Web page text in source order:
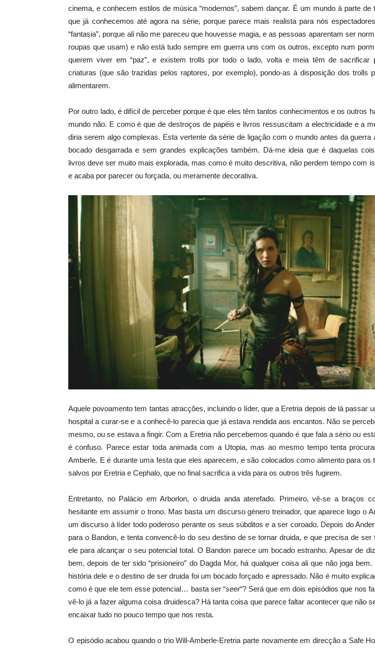
cinema, e conhecem estilos de música “modernos”, sabem dançar. É um mundo à parte de
que já conhecemos até agora na série, porque parece mais realista para nós
“fantasia”, porque ali não me pareceu que houvesse magia, e as pessoas aparentam ser
roupas que usam) e não está tudo sempre em guerra uns com os outros, excepto num
querem viver em “paz”, e existem trolls por todo o lado, volta e meia têm de sacrificar
criaturas (que são trazidas pelos raptores, por exemplo), pondo-as à disposição dos trolls
alimentarem.
Por outro lado, é difícil de perceber porque é que eles têm tantos conhecimentos e os outros
mundo não. E como é que de destroços de papéis e livros ressuscitam a electricidade e a
diria serem algo complexas. Esta vertente da série de ligação com o mundo antes da guerra
bocado desgarrada e sem grandes explicações também. Dá-me ideia que é daquelas
livros deve ser muito mais explorada, mas como é muito descritiva, não perdem tempo com
e acaba por parecer ou forçada, ou meramente decorativa.
Aquele povoamento tem tantas atracções, incluindo o líder, que a Eretria depois de lá passar
hospital a curar-se e a conhecê-lo parecia que já estava rendida aos encantos. Não se
mesmo, ou se estava a fingir. Com a Eretria não percebemos quando é que fala a sério ou
é confuso. Parece estar toda animada com a Utopia, mas ao mesmo tempo tenta
Amberle. E é durante uma festa que eles aparecem, e são colocados como alimento para os
salvos por Eretria e Cephalo, que no final sacrifica a vida para os outros três fugirem.
Entretanto, no Palácio em Arborlon, o druida anda aterefado. Primeiro, vê-se a braços
hesitante em assumir o trono. Mas basta um discurso género treinador, que aparece logo o
um discurso à líder todo poderoso perante os seus súbditos e a ser coroado. Depois do
para o Bandon, e tenta convencê-lo do seu destino de se tornar druida, e que precisa de ser
ele para alcançar o seu potencial total. O Bandon parece um bocado estranho. Apesar de
bem, depois de ter sido “prisioneiro” do Dagda Mor, há qualquer coisa ali que não joga
história dele e o destino de ser druida foi um bocado forçado e apressado. Não é muito
como é que ele tem esse potencial… basta ser “seer“? Será que em dois episódios que nos
vê-lo já a fazer alguma coisa druidesca? Há tanta coisa que parece faltar acontecer que não
encaixar tudo no pouco tempo que nos resta.
O episódio acabou quando o trio Will-Amberle-Eretria parte novamente em direcção a Safe